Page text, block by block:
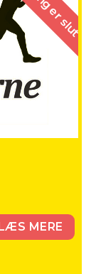
LÆS MERE